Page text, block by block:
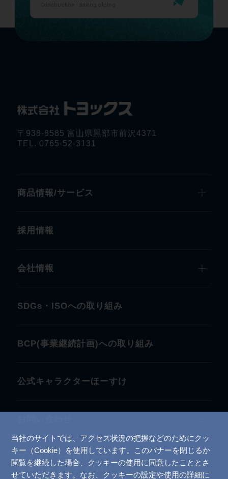
当社のサイトでは、アクセス状況の把握などのためにクッ
キー（Cookie）を使用しています。このバナーを閉じるか
閲覧を継続した場合、クッキーの使用に同意したこととさ
せていただきます。なお、クッキーの設定や使用の詳細に
〒938-8585 富山県黒部市前沢4371
TEL. 0765-52-3131
商品情報/サービス
採用情報
会社情報
SDGs・ISOへの取り組み
BCP(事業継続計画)への取り組み
公式キャラクターほーすけ
プライバシーポリシー /
情報セキュリティ方針